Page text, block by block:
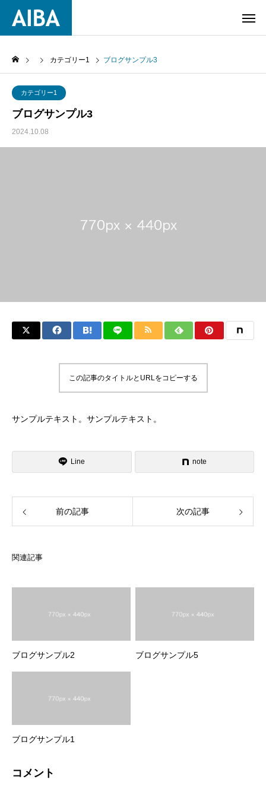
カテゴリー1 ブログサンプル3
カテゴリー1
ブログサンプル3
2024.10.08
この記事のタイトルとURLをコピーする
サンプルテキスト。サンプルテキスト。
Line note
前の記事 次の記事
関連記事
ブログサンプル2 ブログサンプル5
ブログサンプル1
コメント